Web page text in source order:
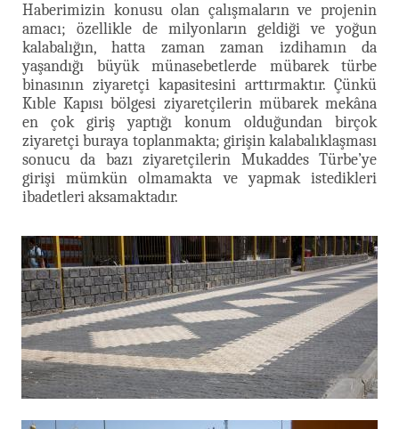
Haberimizin konusu olan çalışmaların ve projenin
amacı; özellikle de milyonların geldiği ve yoğun
kalabalığın, hatta zaman zaman izdihamın da
yaşandığı büyük münasebetlerde mübarek türbe
binasının ziyaretçi kapasitesini arttırmaktır. Çünkü
Kıble Kapısı bölgesi ziyaretçilerin mübarek mekâna
en çok giriş yaptığı konum olduğundan birçok
ziyaretçi buraya toplanmakta; girişin kalabalıklaşması
sonucu da bazı ziyaretçilerin Mukaddes Türbe’ye
girişi mümkün olmamakta ve yapmak istedikleri
ibadetleri aksamaktadır.